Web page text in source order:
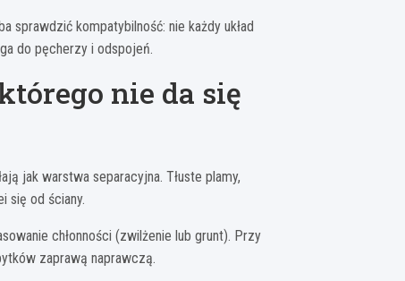
sprawdzić kompatybilność: nie każdy układ
do pęcherzy i odspojeń.
nie da się
jak warstwa separacyjna. Tłuste plamy,
się od ściany.
chłonności (zwilżenie lub grunt). Przy
zaprawą naprawczą.